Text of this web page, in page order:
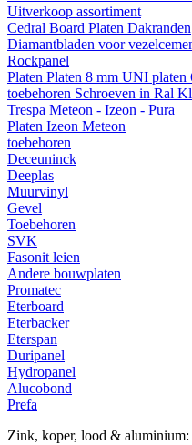
Uitverkoop assortiment
Cedral Board Platen Dakranden
Diamantbladen voor
Rockpanel
Platen Platen 8 mm UNI platen
toebehoren Schroeven in Ral
Trespa Meteon - Izeon - Pura
Platen Izeon Meteon
toebehoren
Deceuninck
Deeplas
Muurvinyl
Gevel
Toebehoren
SVK
Fasonit leien
Andere bouwplaten
Promatec
Eterboard
Eterbacker
Eterspan
Duripanel
Hydropanel
Alucobond
Prefa
Zink, koper, lood & aluminium: